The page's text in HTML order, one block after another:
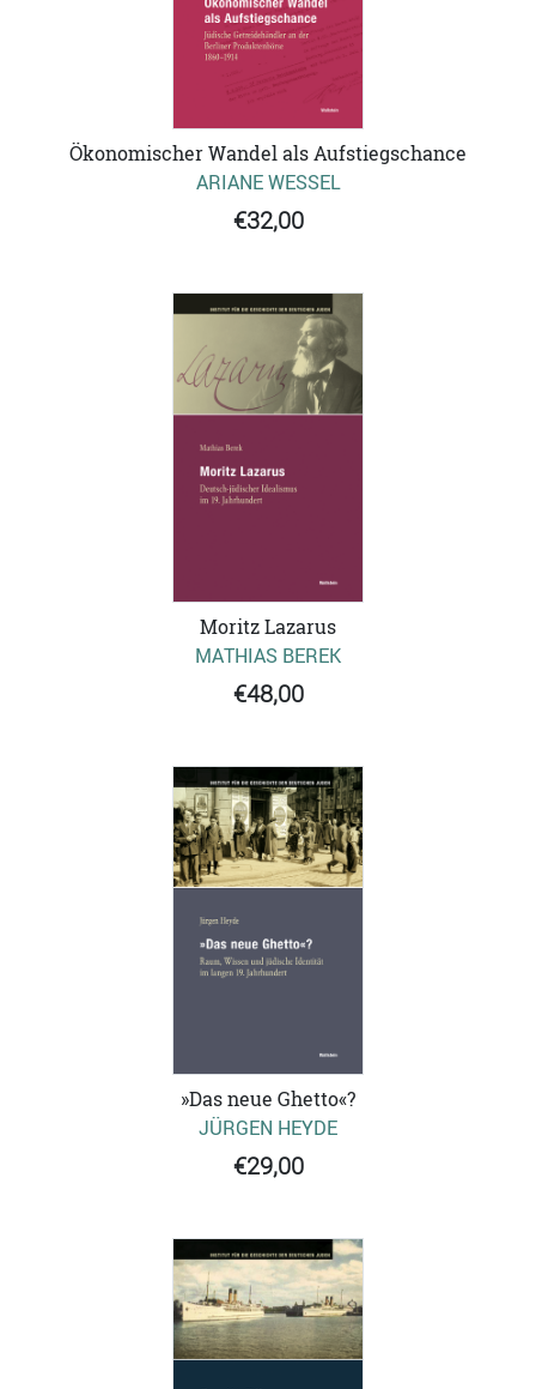
Ökonomischer Wandel als Aufstiegschance
ARIANE WESSEL
€32,00
Moritz Lazarus
MATHIAS BEREK
€48,00
»Das neue Ghetto«?
JÜRGEN HEYDE
€29,00